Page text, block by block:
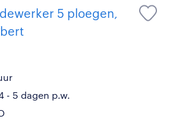
5 ploegen,
- 5 dagen p.w.